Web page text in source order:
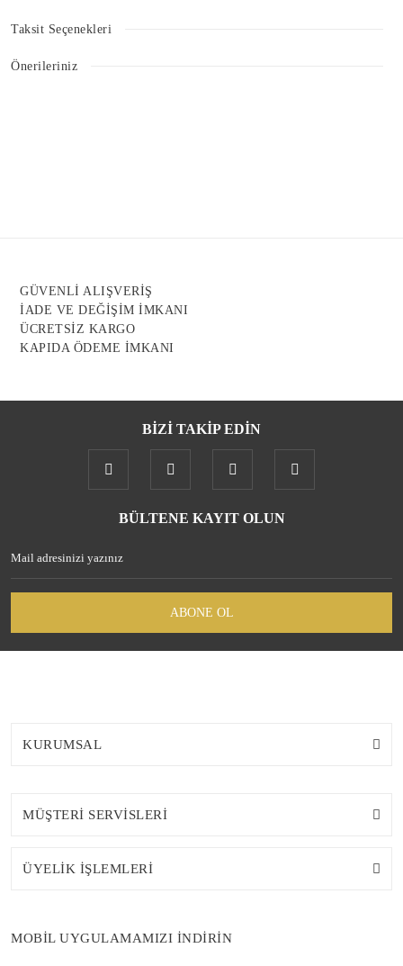
Taksit Seçenekleri
Önerileriniz
Bu ürüne benzer farklı alternatifler olmalı.
Gönder
GÜVENLİ ALIŞVERİŞ
İADE VE DEĞİŞİM İMKANI
ÜCRETSİZ KARGO
KAPIDA ÖDEME İMKANI
BİZİ TAKİP EDİN
BÜLTENE KAYIT OLUN
ABONE OL
KURUMSAL
MÜŞTERİ SERVİSLERİ
ÜYELİK İŞLEMLERİ
MOBİL UYGULAMAMIZI İNDİRİN